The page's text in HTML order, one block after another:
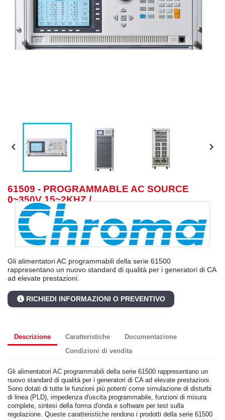
 
61509 - PROGRAMMABLE AC SOURCE
0~350V 15~2KHZ /
Gli alimentatori AC programmabili della serie 61500
rappresentano un nuovo standard di qualità per i generatori di CA
ad elevate prestazioni.
RICHIEDI INFORMAZIONI O PREVENTIVO
Descrizione Caratteristiche
Documentazione
Condizioni di vendita
Gli alimentatori AC programmabili della serie 61500 rappresentano un
nuovo standard di qualità per i generatori di CA ad elevate prestazioni.
Sono dotati di tutte le funzioni più potenti come simulazione di disturbi
di linea (PLD), impedenza d'uscita programmabile, funzioni di misura
complete, sintesi della forma d'onda e software per test sulla
regolazione. Queste caratteristiche rendono i prodotti della serie 61500